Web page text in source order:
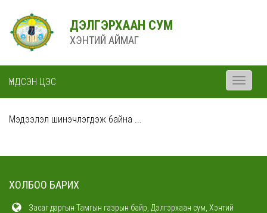
ДЭЛГЭРХААН СУМ
ХЭНТИЙ АЙМАГ
ҮНДСЭН ЦЭС
Toggle
Мэдээлэл шинэчлэгдэж байна ...
ХОЛБОО БАРИХ
Засаг даргын Тамгын газрын байр, Дэлгэрхаан сум, Хэнтий